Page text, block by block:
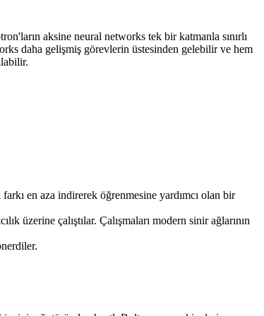
aksine neural networks tek bir katmanla sınırlı
daha gelişmiş görevlerin üstesinden gelebilir ve hem
en aza indirerek öğrenmesine yardımcı olan bir
üzerine çalıştılar. Çalışmaları modern sinir ağlarının